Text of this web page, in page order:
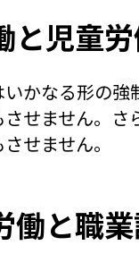
と児童
かなる形の強
せません。さ
せません。
働と職